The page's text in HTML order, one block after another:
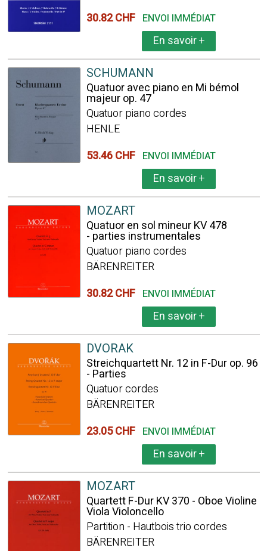
30.82 CHF ENVOI IMMÉDIAT
En savoir+
SCHUMANN
Quatuor avec piano en Mi bémol
majeur op. 47
Quatuor piano cordes
HENLE
53.46 CHF ENVOI IMMÉDIAT
En savoir+
MOZART
Quatuor en sol mineur KV 478
- parties instrumentales
Quatuor piano cordes
BÄRENREITER
30.82 CHF ENVOI IMMÉDIAT
En savoir+
DVORAK
Streichquartett Nr. 12 in F-Dur op. 96
- Parties
Quatuor cordes
BÄRENREITER
23.05 CHF ENVOI IMMÉDIAT
En savoir+
MOZART
Quartett F-Dur KV 370 - Oboe Violine
Viola Violoncello
Partition - Hautbois trio cordes
BÄRENREITER